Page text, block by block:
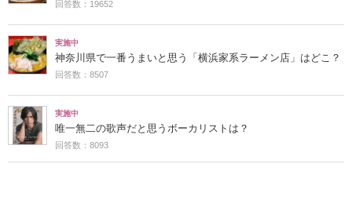
回答数：19652
実施中
神奈川県で一番うまいと思う「横浜家系ラーメン店」はどこ？
回答数：8507
実施中
唯一無二の歌声だと思うボーカリストは？
回答数：8093